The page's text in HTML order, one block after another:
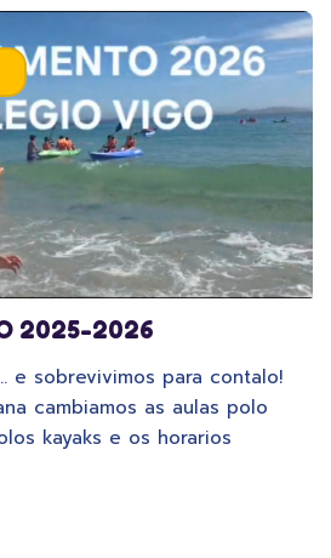
2025-2026
e sobrevivimos para contalo!
cambiamos as aulas polo
kayaks e os horarios